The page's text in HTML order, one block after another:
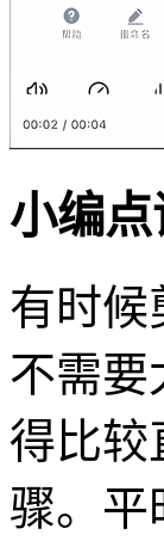
小编点
有时候
不需要
得比较
骤。平